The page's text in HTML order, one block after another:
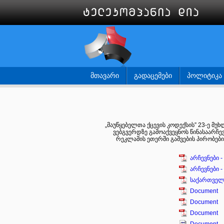
ᲛᲗᲐᲕᲐᲠᲘ ᲒᲐᲓᲐᲪᲔᲛᲔᲑᲘ ᲞᲝᲚᲘᲢᲘᲙᲐ
„მაუწყებელთა ქცევის კოდექსის” 23-ე
ვებგვერდზე გამოაქვეყნოს
რეკლამის ეთერში გაშვების
არჩევნები
არჩევნები
Document
Document
Document